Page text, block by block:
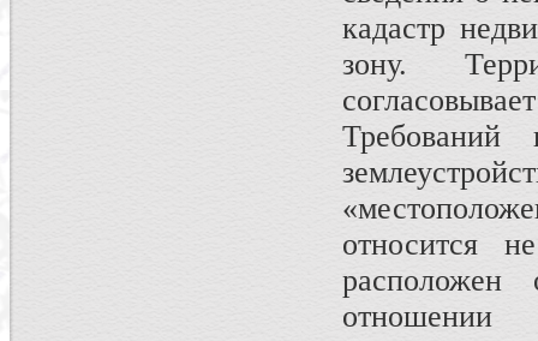
кадастр
зону.
Требований
относится
расположен